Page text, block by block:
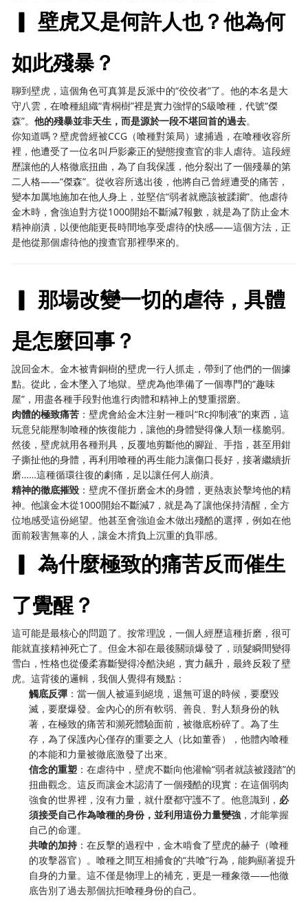
▎ 壁虎又是何許人也？他為何
如此殘暴？
聊到壁虎，這個角色可真算是反派中的“佼佼者”了。他的本名是大
守八雲，在喰種組織“青桐樹”裡是實力強悍的S級喰種，代號“傑
森”。他的殘暴並非天生，而是源於一段不堪回首的過去。
你知道嗎？壁虎曾經被CCG（喰種對策局）逮捕過，在喰種收容所
裡，他遭受了一位名叫戶影豪正的變態搜查官的非人虐待。這段經
歷讓他的人格徹底扭曲，為了自我保護，他分裂出了一個殘暴的第
二人格——“傑森”。從收容所逃出後，他將自己曾經遭受的痛苦，
變本加厲地施加在他人身上，並堅信“弱者就應該被蹂躪”。他虐待
金木時，會強迫對方從1000開始不斷減7報數，就是為了防止金木
精神崩潰，以便他能更長時間地享受虐待的快感——這個方法，正
是他從那個虐待他的搜查官那裡學來的。
▎ 那場改變一切的虐待，具體
是怎麼回事？
說回金木。金木被青銅樹的壁虎一行人抓走，帶到了他們的一個據
點。從此，金木墜入了地獄。壁虎為他準備了一個專門的“趣味
屋”，用盡各種手段對他進行肉體和精神上的雙重摺磨。
肉體的極致痛苦 ：壁虎會給金木注射一種叫“Rc抑制液”的東西，這
玩意兒能壓制喰種的恢復能力，讓他的身體變得像人類一樣脆弱。
然後，壁虎就用各種刑具，反覆地剪斷他的腳趾、手指，甚至用鉗
子撕扯他的身體，再利用喰種的再生能力讓傷口長好，接著繼續折
磨……這種循環往復的劇痛，足以讓任何人崩潰。
精神的徹底摧毀 ：壁虎不僅折磨金木的身體，更熱衷於擊垮他的精
神。他讓金木從1000開始不斷減7，就是為了讓他保持清醒，全方
位地感受這份絕望。他甚至會強迫金木做出殘酷的選擇，例如在他
面前殺害無辜的人，讓金木揹負上沉重的負罪感。
▎ 為什麼極致的痛苦反而催生
了覺醒？
這可能是最核心的問題了。按常理說，一個人經歷這種折磨，很可
能就直接精神死亡了。但金木卻在最後關頭爆發了，頭髮瞬間變得
雪白，性格也從優柔寡斷變得冷酷決絕，實力飆升，最終反殺了壁
虎。這背後的邏輯，我個人覺得有幾點：
觸底反彈 ：當一個人被逼到絕境，退無可退的時候，要麼毀
滅，要麼爆發。金內心的所有軟弱、善良、對人類身份的執
著，在極致的痛苦和瀕死體驗面前，被徹底粉碎了。為了生
存，為了保護內心僅存的重要之人（比如董香），他體內喰種
的本能和力量被徹底激發了出來。
信念的重塑 ：在虐待中，壁虎不斷向他灌輸“弱者就該被踐踏”的
扭曲觀念。這反而讓金木認清了一個殘酷的現實：在這個弱肉
強食的世界裡，沒有力量，就什麼都守護不了。他意識到， 必
須接受自己作為喰種的身份，並利用這份力量變強 ，才能掌握
自己的命運。
共喰的加持 ：在反擊的過程中，金木啃食了壁虎的赫子（喰種
的攻擊器官）。喰種之間互相捕食的“共喰”行為，能夠顯著提升
自身的力量。這不僅是物理上的補充，更是一種象徵——他徹
底告別了過去那個抗拒喰種身份的自己。